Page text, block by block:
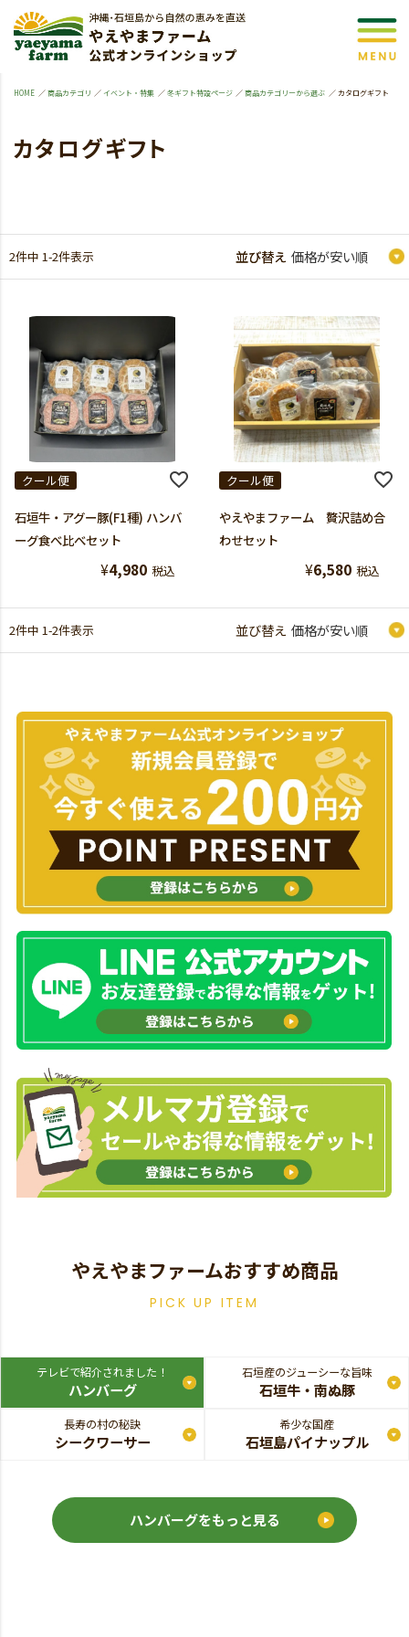
HOME 商品カテゴリ イベント・特集 冬ギフト特設ページ 商品カテゴリーから選ぶ カタログギフト
カタログギフト
2件中 1-2件表示
クール便
石垣牛・アグー豚(F1種) ハンバ
ーグ食べ比べセット
¥4,980 税込
クール便
やえやまファーム 贅沢詰め合
わせセット
¥6,580 税込
2件中 1-2件表示
やえやまファームおすすめ商品
PICK UP ITEM
テレビで紹介されました！
ハンバーグ
石垣産のジューシーな旨味
石垣牛・南ぬ豚
長寿の村の秘訣
シークワーサー
希少な国産
石垣島パイナップル
ハンバーグをもっと見る